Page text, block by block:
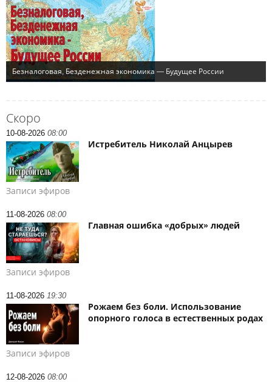
Скоро
10-08-2026 08:00
Истребитель Николай Анцырев
Записи эфиров
11-08-2026 08:00
Главная ошибка «добрых» людей
Записи эфиров
11-08-2026 19:30
Рожаем без боли. Использование
опорного голоса в естественных родах
Записи эфиров
12-08-2026 08:00